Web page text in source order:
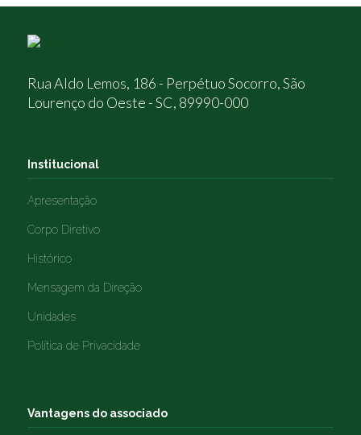
Rua Aldo Lemos, 186 - Perpétuo Socorro, São
Lourenço do Oeste - SC, 89990-000
Institucional
Apresentação
Corpo Diretivo
Histórico
Mensagem da Direção
Unidades
Política de Privacidade
Vantagens do associado